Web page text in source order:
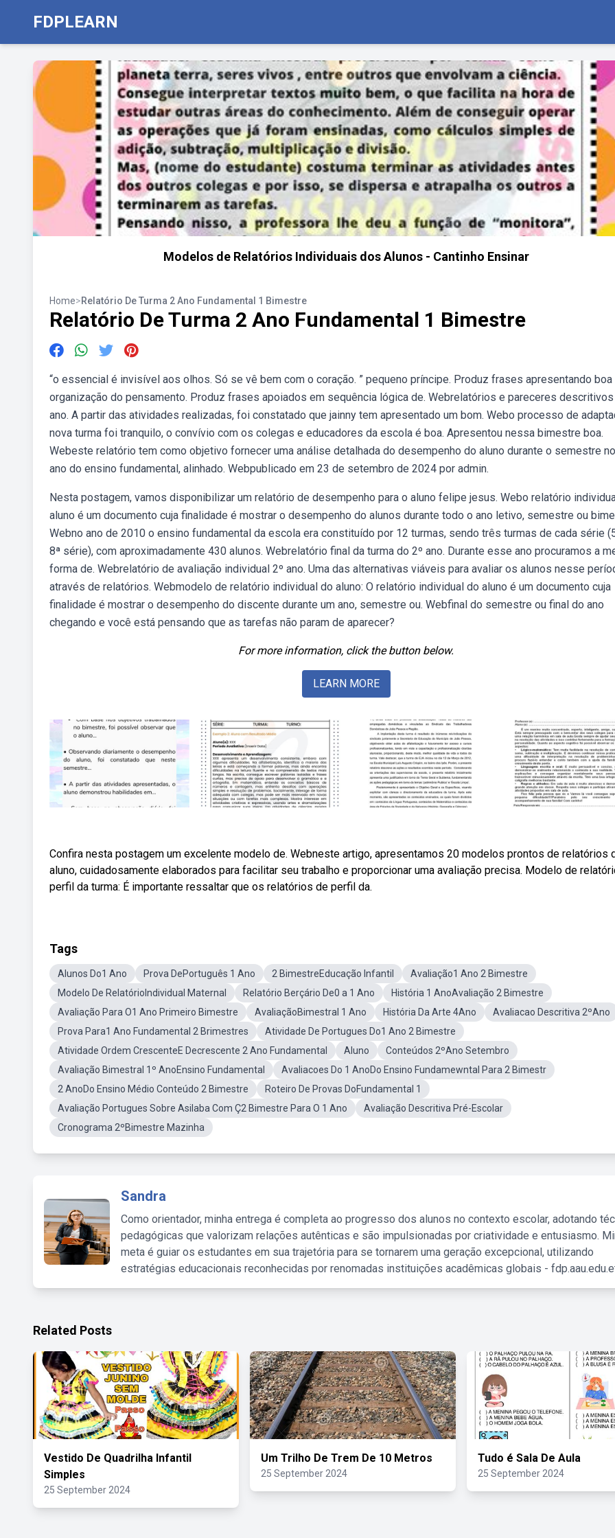
FDPLEARN
Modelos de Relatórios Individuais dos Alunos - Cantinho Ensinar
Home>Relatório De Turma 2 Ano Fundamental 1 Bimestre
Relatório De Turma 2 Ano Fundamental 1 Bimestre
“o essencial é invisível aos olhos. Só se vê bem com o coração. ” pequeno príncipe. Produz frases apresentando boa
organização do pensamento. Produz frases apoiados em sequência lógica de. Webrelatórios e pareceres descritivos
ano. A partir das atividades realizadas, foi constatado que jainny tem apresentado um bom. Webo processo de
nova turma foi tranquilo, o convívio com os colegas e educadores da escola é boa. Apresentou nessa bimestre boa.
Webeste relatório tem como objetivo fornecer uma análise detalhada do desempenho do aluno durante o semestre
ano do ensino fundamental, alinhado. Webpublicado em 23 de setembro de 2024 por admin.
Nesta postagem, vamos disponibilizar um relatório de desempenho para o aluno felipe jesus. Webo relatório
aluno é um documento cuja finalidade é mostrar o desempenho do alunos durante todo o ano letivo, semestre ou
Webno ano de 2010 o ensino fundamental da escola era constituído por 12 turmas, sendo três turmas de cada série
8ª série), com aproximadamente 430 alunos. Webrelatório final da turma do 2º ano. Durante esse ano procuramos a
forma de. Webrelatório de avaliação individual 2º ano. Uma das alternativas viáveis para avaliar os alunos nesse
através de relatórios. Webmodelo de relatório individual do aluno: O relatório individual do aluno é um documento cuja
finalidade é mostrar o desempenho do discente durante um ano, semestre ou. Webfinal do semestre ou final do ano
chegando e você está pensando que as tarefas não param de aparecer?
For more information, click the button below.
LEARN MORE
Confira nesta postagem um excelente modelo de. Webneste artigo, apresentamos 20 modelos prontos de relatórios
aluno, cuidadosamente elaborados para facilitar seu trabalho e proporcionar uma avaliação precisa. Modelo de
perfil da turma: É importante ressaltar que os relatórios de perfil da.
Tags
Alunos Do1 Ano Prova DePortuguês 1 Ano 2 BimestreEducação Infantil
Avaliação1 Ano 2 Bimestre
Modelo De RelatórioIndividual Maternal
Relatório Berçário De0 a 1 Ano
História 1 AnoAvaliação 2 Bimestre
Avaliação Para O1 Ano Primeiro Bimestre
AvaliaçãoBimestral 1 Ano História Da Arte 4Ano
Avaliacao Descritiva 2ºAno
Prova Para1 Ano Fundamental 2 Brimestres
Atividade De Portugues Do1 Ano 2 Bimestre
Atividade Ordem CrescenteE Decrescente 2 Ano Fundamental
Aluno
Conteúdos 2ºAno Setembro
Avaliação Bimestral 1º AnoEnsino Fundamental
Avaliacoes Do 1 AnoDo Ensino Fundamewntal Para 2 Bimestr
2 AnoDo Ensino Médio Conteúdo 2 Bimestre
Roteiro De Provas DoFundamental 1
Avaliação Portugues Sobre Asilaba Com Ç2 Bimestre Para O 1 Ano
Avaliação Descritiva Pré-Escolar
Cronograma 2ºBimestre Mazinha
Sandra
Como orientador, minha entrega é completa ao progresso dos alunos no contexto escolar, adotando
pedagógicas que valorizam relações autênticas e são impulsionadas por criatividade e entusiasmo.
meta é guiar os estudantes em sua trajetória para se tornarem uma geração excepcional, utilizando
estratégias educacionais reconhecidas por renomadas instituições acadêmicas globais -
Related Posts
Vestido De Quadrilha Infantil
Simples
25 September 2024
Um Trilho De Trem De 10 Metros
25 September 2024
Tudo é Sala De Aula
25 September 2024